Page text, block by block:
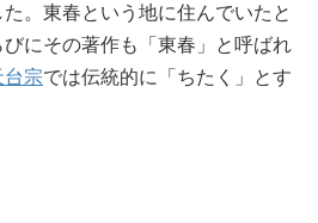
。東春という地に住んでいたと
にその著作も「東春」と呼ばれ
台宗では伝統的に「ちたく」とす